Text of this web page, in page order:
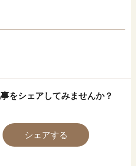
をシェアしてみませんか？
シェアする